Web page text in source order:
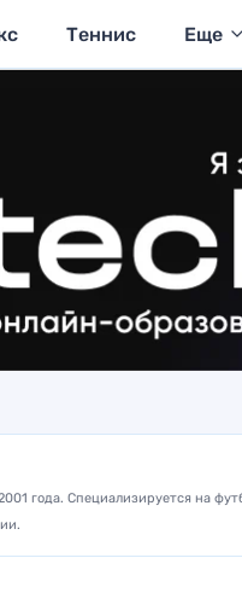
Теннис Еще
года. Специализируется на